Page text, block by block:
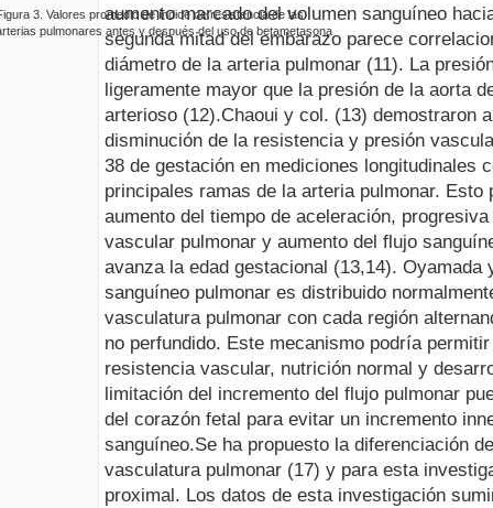
3. Valores promedio de índice de resistencia de las
pulmonares antes y después del uso de betametasona
aumento marcado del volumen sanguíneo
segunda mitad del embarazo parece
diámetro de la arteria pulmonar (11). La
ligeramente mayor que la presión de la aorta
arterioso (12).Chaoui y col. (13) demostraron
disminución de la resistencia y presión
38 de gestación en mediciones longitudinales
principales ramas de la arteria pulmonar. Esto
aumento del tiempo de aceleración,
vascular pulmonar y aumento del flujo
avanza la edad gestacional (13,14). Oyamada
sanguíneo pulmonar es distribuido
vasculatura pulmonar con cada región
no perfundido. Este mecanismo podría
resistencia vascular, nutrición normal y
limitación del incremento del flujo pulmonar
del corazón fetal para evitar un incremento
sanguíneo.Se ha propuesto la diferenciación
vasculatura pulmonar (17) y para esta
proximal. Los datos de esta investigación